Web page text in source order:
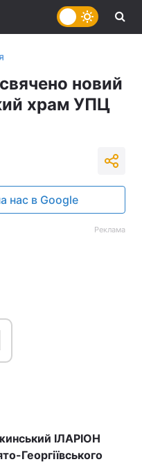
новий
храм УПЦ
нас в Google
Реклама
ІЛАРІОН
Георгіївського